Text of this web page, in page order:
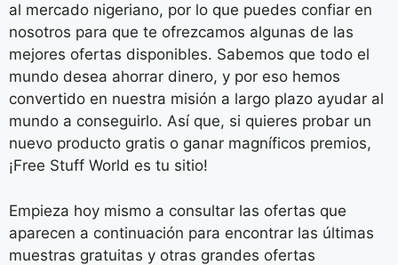
al mercado nigeriano, por lo que puedes confiar en
nosotros para que te ofrezcamos algunas de las
mejores ofertas disponibles. Sabemos que todo el
mundo desea ahorrar dinero, y por eso hemos
convertido en nuestra misión a largo plazo ayudar al
mundo a conseguirlo. Así que, si quieres probar un
nuevo producto gratis o ganar magníficos premios,
¡Free Stuff World es tu sitio!
Empieza hoy mismo a consultar las ofertas que
aparecen a continuación para encontrar las últimas
muestras gratuitas y otras grandes ofertas